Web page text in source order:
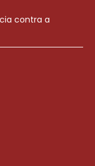
contra a